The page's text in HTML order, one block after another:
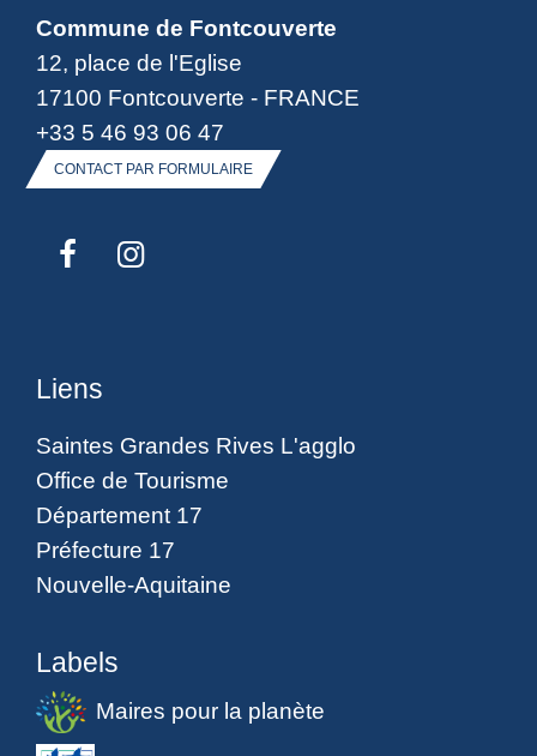
Commune de Fontcouverte
12, place de l'Eglise
17100 Fontcouverte - FRANCE
+33 5 46 93 06 47
CONTACT PAR FORMULAIRE
Liens
Saintes Grandes Rives L'agglo
Office de Tourisme
Département 17
Préfecture 17
Nouvelle-Aquitaine
Labels
Maires pour la planète